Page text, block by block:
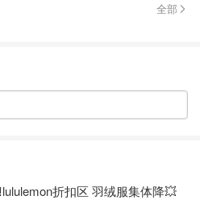
全部
折扣区 羽绒服集体降💥